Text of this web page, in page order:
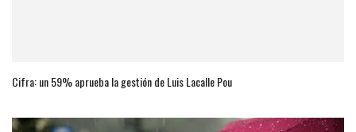
Cifra: un 59% aprueba la gestión de Luis Lacalle Pou